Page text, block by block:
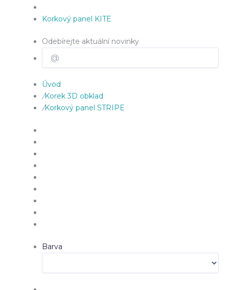
Korkový panel KITE
Odebírejte aktuální novinky
Úvod
/Korek 3D obklad
/Korkový panel STRIPE
Barva